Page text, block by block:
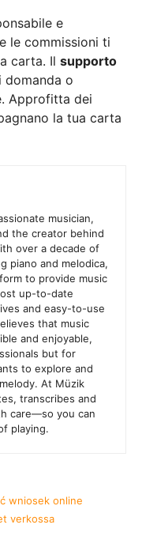
e
le commissioni ti
carta. Il supporto
domanda o
Approfitta dei
la tua carta
musician,
the creator behind
over a decade of
piano and melodica,
to provide music
up-to-date
and easy-to-use
that music
and enjoyable,
but for
to explore and
At Müzik
transcribes and
care—so you can
playing.
wniosek online
verkossa